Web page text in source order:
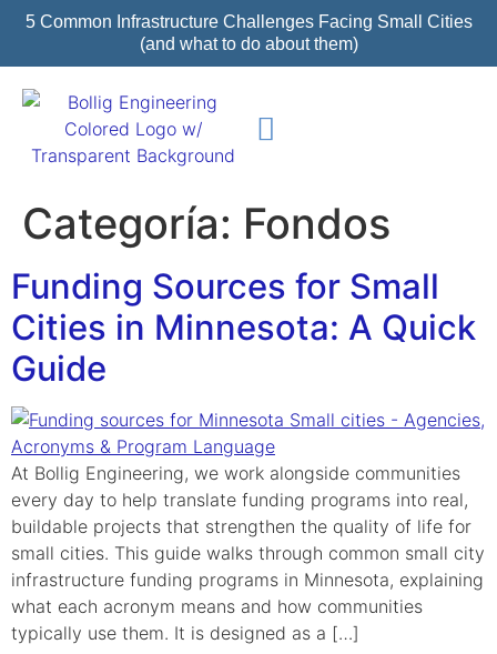
5 Common Infrastructure Challenges Facing Small Cities
(and what to do about them)
Categoría: Fondos
Funding Sources for Small
Cities in Minnesota: A Quick
Guide
At Bollig Engineering, we work alongside communities
every day to help translate funding programs into real,
buildable projects that strengthen the quality of life for
small cities. This guide walks through common small city
infrastructure funding programs in Minnesota, explaining
what each acronym means and how communities
typically use them. It is designed as a […]